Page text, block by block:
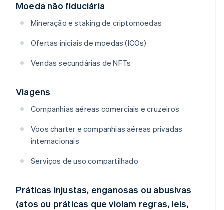
Moeda não fiduciária
Mineração e staking de criptomoedas
Ofertas iniciais de moedas (ICOs)
Vendas secundárias de NFTs
Viagens
Companhias aéreas comerciais e cruzeiros
Voos charter e companhias aéreas privadas
internacionais
Serviços de uso compartilhado
Práticas injustas, enganosas ou abusivas
(atos ou práticas que violam regras, leis,